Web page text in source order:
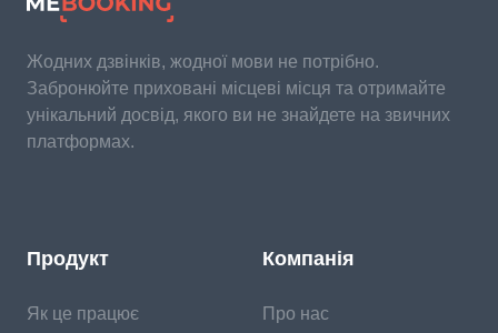
Жодних дзвінків, жодної мови не потрібно.
Забронюйте приховані місцеві місця та отримайте
унікальний досвід, якого ви не знайдете на звичних
платформах.
Продукт
Як це працює
Компанія
Про нас